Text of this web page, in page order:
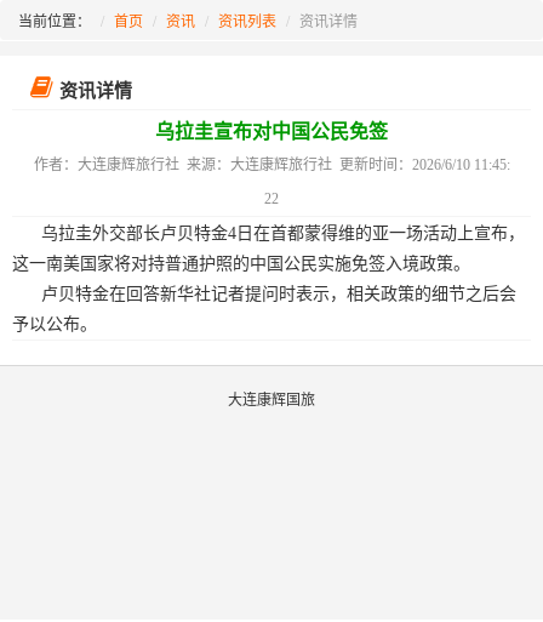
当前位置： 首页 资讯 资讯列表 资讯详情
资讯详情
乌拉圭宣布对中国公民免签
作者：大连康辉旅行社 来源：大连康辉旅行社 更新时间：2026/6/10 11:45:
22
乌拉圭外交部长卢贝特金4日在首都蒙得维的亚一场活动上宣布，
这一南美国家将对持普通护照的中国公民实施免签入境政策。
卢贝特金在回答新华社记者提问时表示，相关政策的细节之后会
予以公布。
大连康辉国旅